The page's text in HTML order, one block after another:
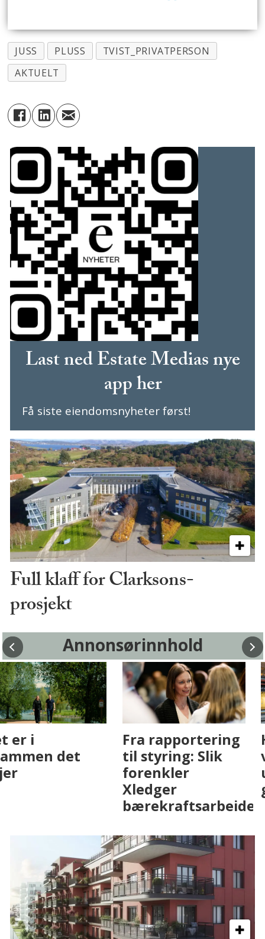
JUSS PLUSS
TVIST_PRIVATPERSON
AKTUELT
Last ned Estate Medias nye
app her
Få siste eiendomsnyheter først!
Full klaff for Clarksons-
prosjekt
Annonsørinnhold
Fenistra endrer
eiendomsbransjen
med AI. Slik ser vi
Det er i
Drammen det
skjer